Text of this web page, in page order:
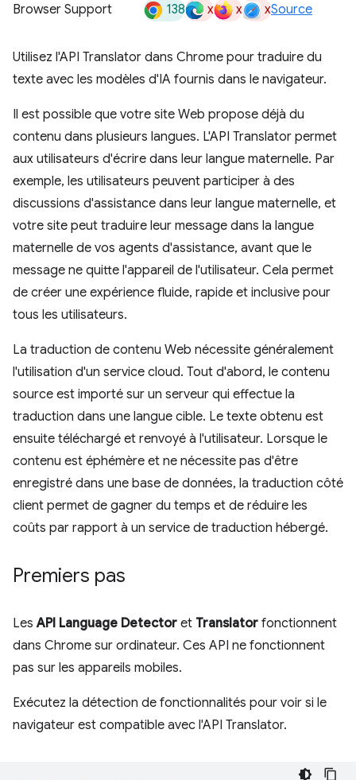
Browser Support 138 x x xSource
Utilisez l'API Translator dans Chrome pour traduire du
texte avec les modèles d'IA fournis dans le navigateur.
Il est possible que votre site Web propose déjà du
contenu dans plusieurs langues. L'API Translator permet
aux utilisateurs d'écrire dans leur langue maternelle. Par
exemple, les utilisateurs peuvent participer à des
discussions d'assistance dans leur langue maternelle, et
votre site peut traduire leur message dans la langue
maternelle de vos agents d'assistance, avant que le
message ne quitte l'appareil de l'utilisateur. Cela permet
de créer une expérience fluide, rapide et inclusive pour
tous les utilisateurs.
La traduction de contenu Web nécessite généralement
l'utilisation d'un service cloud. Tout d'abord, le contenu
source est importé sur un serveur qui effectue la
traduction dans une langue cible. Le texte obtenu est
ensuite téléchargé et renvoyé à l'utilisateur. Lorsque le
contenu est éphémère et ne nécessite pas d'être
enregistré dans une base de données, la traduction côté
client permet de gagner du temps et de réduire les
coûts par rapport à un service de traduction hébergé.
Premiers pas
LesAPI Language Detector et Translator fonctionnent
dans Chrome sur ordinateur. Ces API ne fonctionnent
pas sur les appareils mobiles.
Exécutez la détection de fonctionnalités pour voir si le
navigateur est compatible avec l'API Translator.